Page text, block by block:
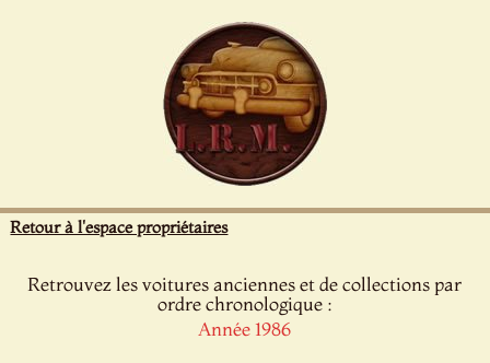
Retour à l'espace propriétaires
Retrouvez les voitures anciennes et de collections par
ordre chronologique :
Année 1986